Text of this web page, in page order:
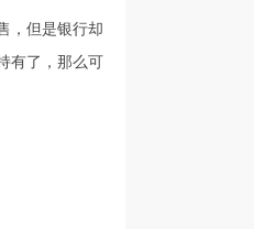
，但是银行却
有了，那么可